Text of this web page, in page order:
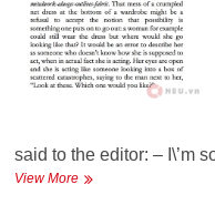
said to the editor: – I\’m
View MoreA